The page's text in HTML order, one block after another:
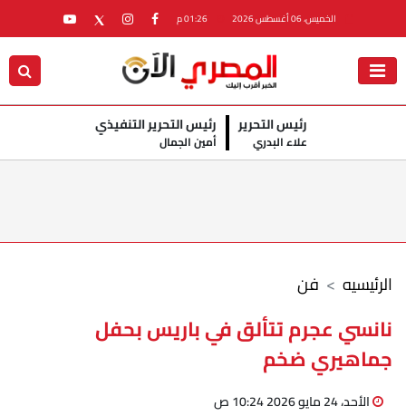
الخميس، 06 أغسطس 2026
رئيس التحرير
علاء البدري
رئيس التحرير التنفيذي
أمين الجمال
فن الرئيسيه
نانسي عجرم تتألق في باريس بحفل
جماهيري ضخم
الأحد، 24 مايو 2026 10:24 ص